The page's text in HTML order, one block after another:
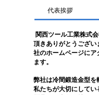
代表挨拶
関西ツール工業株式
頂きありがとうござい
社のホームページに
ます。
弊社は冷間鍛造金型を
私たちが大切にして